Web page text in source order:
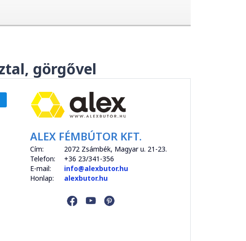
görgővel
ALEX FÉMBÚTOR KFT.
Cím:
2072 Zsámbék, Magyar u. 21-23.
Telefon:
+36 23/341-356
E-mail:
info@alexbutor.hu
Honlap:
alexbutor.hu